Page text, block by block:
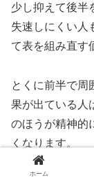
少し抑えて後半
失速しにくい人
て表を組み直す
とくに前半で周
果が出ている人
のほうが精神的
くなります。
ホーム